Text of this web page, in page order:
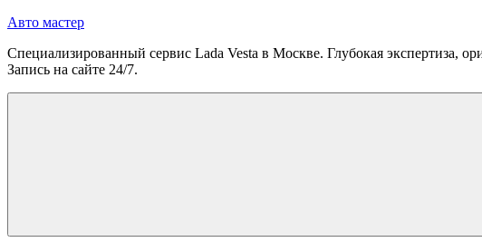
Перейти
содержимому
Авто мастер
Специализированный сервис Lada Vesta в Москве. Глубокая экспертиза,
Запись на сайте 24/7.